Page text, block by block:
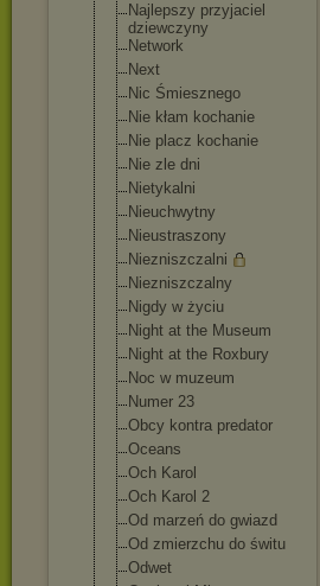
Najlepszy przyjaciel
dziewczyny
Network
Next
Nic Śmiesznego
Nie kłam kochanie
Nie placz kochanie
Nie zle dni
Nietykalni
Nieuchwytny
Nieustraszony
Niezniszczalni
Niezniszczalny
Nigdy w życiu
Night at the Museum
Night at the Roxbury
Noc w muzeum
Numer 23
Obcy kontra predator
Oceans
Och Karol
Och Karol 2
Od marzeń do gwiazd
Od zmierzchu do świtu
Odwet